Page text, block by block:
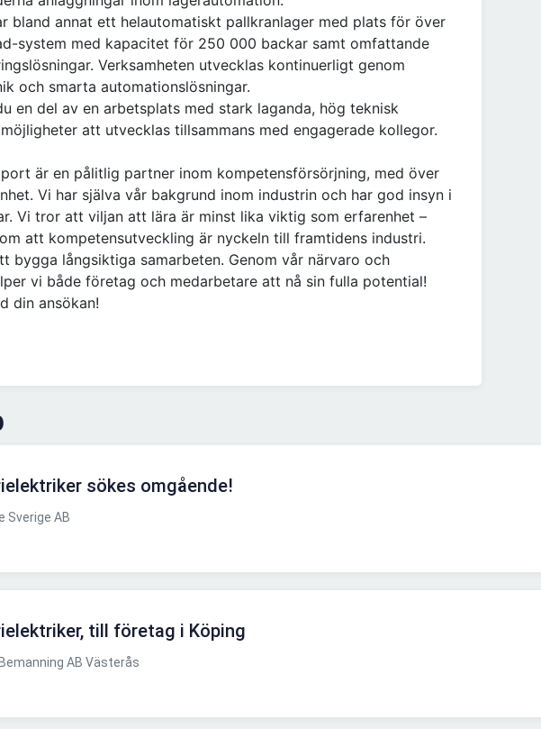
bland annat ett helautomatiskt pallkranlager med plats för över
system med kapacitet för 250 000 backar samt omfattande
Verksamheten utvecklas kontinuerligt genom
och smarta automationslösningar.
en del av en arbetsplats med stark laganda, hög teknisk
att utvecklas tillsammans med engagerade kollegor.
är en pålitlig partner inom kompetensförsörjning, med över
Vi har själva vår bakgrund inom industrin och har god insyn i
Vi tror att viljan att lära är minst lika viktig som erfarenhet –
att kompetensutveckling är nyckeln till framtidens industri.
bygga långsiktiga samarbeten. Genom vår närvaro och
vi både företag och medarbetare att nå sin fulla potential!
din ansökan!
sökes omgående!
Sverige AB
till företag i Köping
AB Västerås